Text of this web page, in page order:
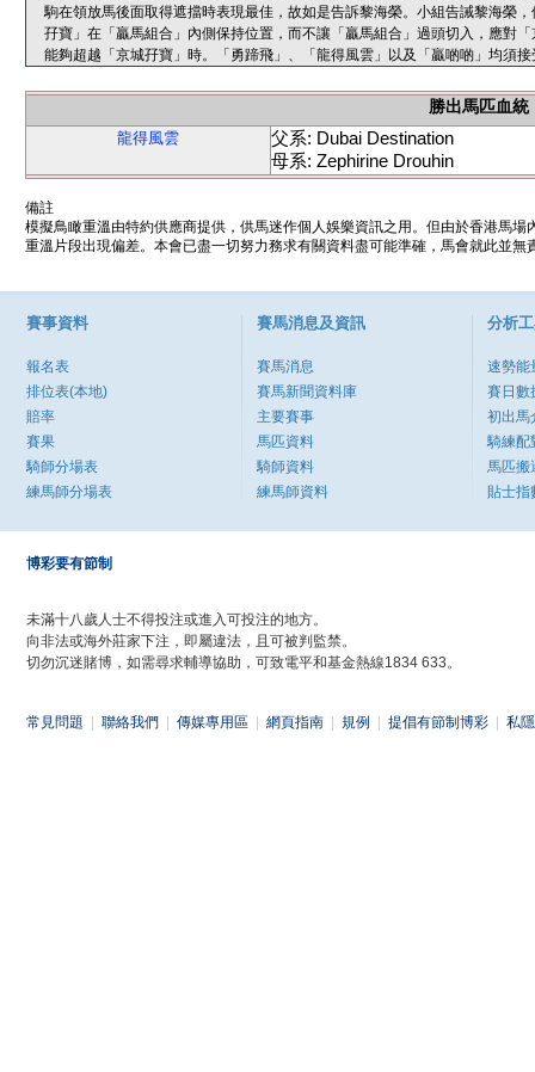
駒在領放馬後面取得遮擋時表現最佳，故如是告訴黎海榮。小組告誡黎海榮
孖寶」在「贏馬組合」內側保持位置，而不讓「贏馬組合」過頭切入，應對
能夠超越「京城孖寶」時。「勇蹄飛」、「龍得風雲」以及「贏啲啲」均須
勝出馬匹血統
龍得風雲
父系: Dubai Destination
母系: Zephirine Drouhin
備註
模擬鳥瞰重溫由特約供應商提供，供馬迷作個人娛樂資訊之用。但由於香港馬
重溫片段出現偏差。本會已盡一切努力務求有關資料盡可能準確，馬會就此並
賽事資料
報名表
排位表(本地)
賠率
賽果
騎師分場表
練馬師分場表
賽馬消息及資訊
賽馬消息
賽馬新聞資料庫
主要賽事
馬匹資料
騎師資料
練馬師資料
分析
速勢能
賽日數
初出馬
騎練配
馬匹搬
貼士指
博彩要有節制
未滿十八歲人士不得投注或進入可投注的地方。
向非法或海外莊家下注，即屬違法，且可被判監禁。
切勿沉迷賭博，如需尋求輔導協助，可致電平和基金熱線1834 633。
常見問題 聯絡我們 傳媒專用區 網頁指南 規例 提倡有節制博彩 私